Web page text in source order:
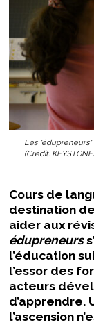
Les
(Crédit:
Cours de
destination
aider aux
édupreneurs
l’éducation
l’essor des
acteurs
d’apprendre.
l’ascension